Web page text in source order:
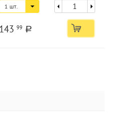
1 шт.
143 99 a